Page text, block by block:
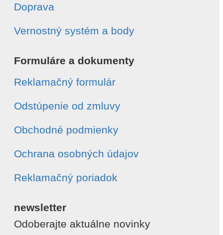
Doprava
Vernostný systém a body
Formuláre a dokumenty
Reklamačný formulár
Odstúpenie od zmluvy
Obchodné podmienky
Ochrana osobných údajov
Reklamačný poriadok
newsletter
Odoberajte aktuálne novinky